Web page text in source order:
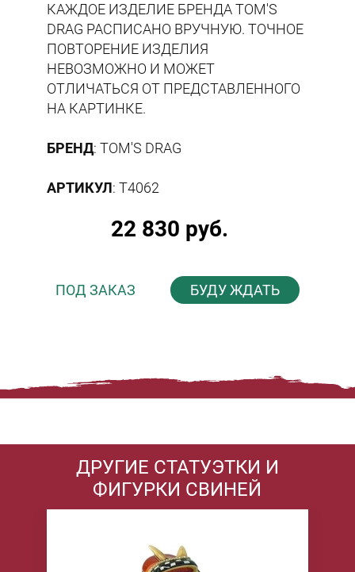
22 830 руб.
ПОД ЗАКАЗ БУДУ ЖДАТЬ
КАЖДОЕ ИЗДЕЛИЕ БРЕНДА TOM'S
DRAG РАСПИСАНО ВРУЧНУЮ. ТОЧНОЕ
ПОВТОРЕНИЕ ИЗДЕЛИЯ
НЕВОЗМОЖНО И МОЖЕТ
ОТЛИЧАТЬСЯ ОТ ПРЕДСТАВЛЕННОГО
НА КАРТИНКЕ.
БРЕНД: TOM'S DRAG
АРТИКУЛ: T4062
ДРУГИЕ СТАТУЭТКИ И
ФИГУРКИ СВИНЕЙ